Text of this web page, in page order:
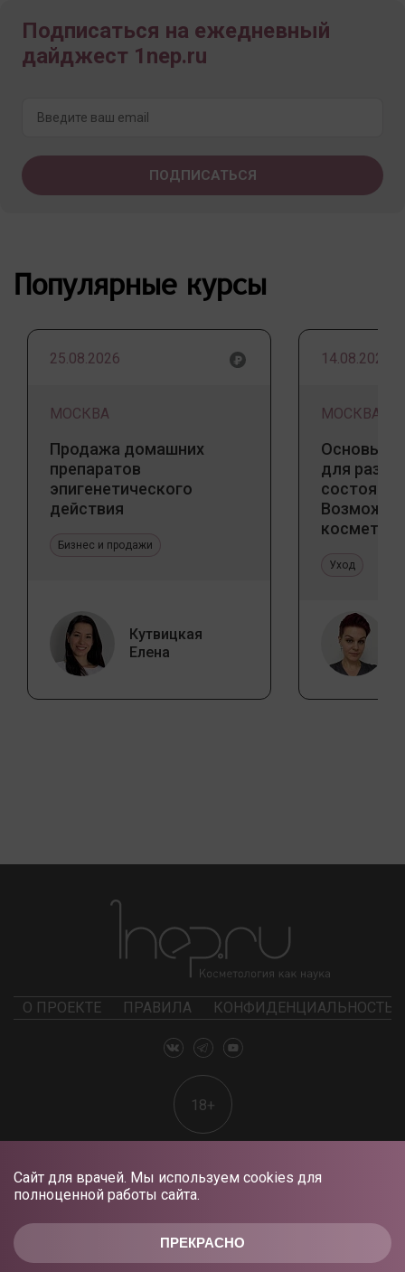
ПРЕКРАСНО
Сайт для врачей. Мы используем cookies для
полноценной работы сайта.
Подписаться на ежедневный
дайджест 1nep.ru
Популярные курсы
25.08.2026
МОСКВА
Продажа домашних
препаратов
эпигенетического
действия
Бизнес и продажи
Кутвицкая
Елена
14.08.2026
МОСКВА
Основы
для
Уход
О ПРОЕКТЕ ПРАВИЛА КОНФИДЕНЦИАЛЬНОСТЬ
18+